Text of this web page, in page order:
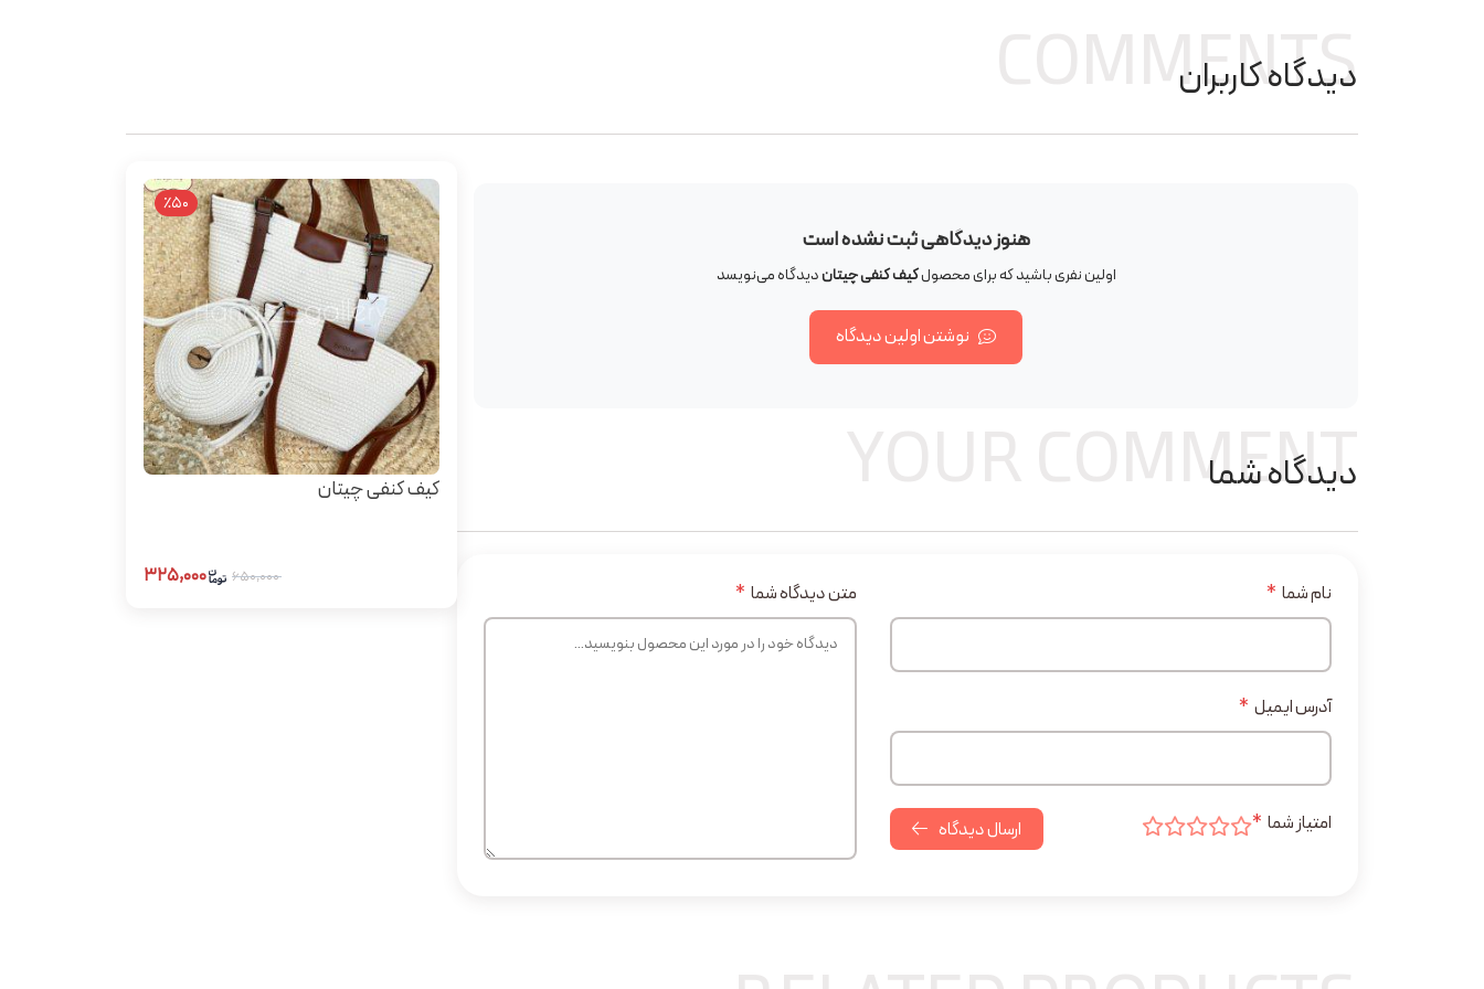
دیدگاه کاربران
COMMENTS
هنوز دیدگاهی ثبت نشده است
اولین نفری باشید که برای محصولکیف کنفی چیتاندیدگاه می‌نویسد
نوشتن اولین دیدگاه
دیدگاه شما
YOUR COMMENT
نام شما *
آدرس ایمیل *
امتیاز شما * ارسال دیدگاه
متن دیدگاه شما *
٪50
کیف کنفی چیتان
۶۵۰,۰۰۰